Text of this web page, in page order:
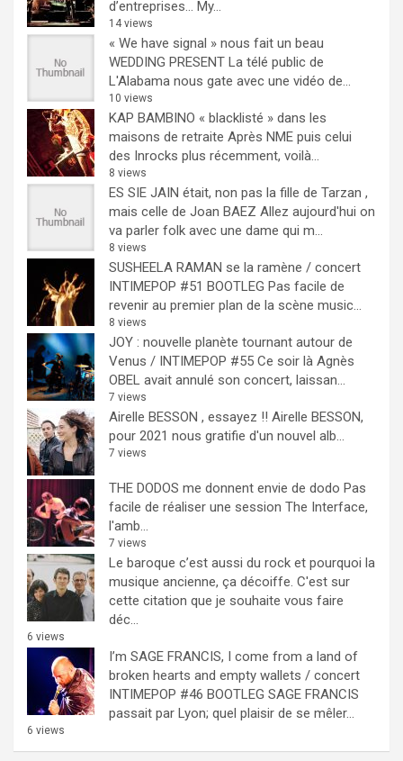
d’entreprises… My...
14 views
« We have signal » nous fait un beau
WEDDING PRESENT La télé public de
L'Alabama nous gate avec une vidéo de...
10 views
KAP BAMBINO « blacklisté » dans les
maisons de retraite Après NME puis celui
des Inrocks plus récemment, voilà...
8 views
ES SIE JAIN était, non pas la fille de Tarzan ,
mais celle de Joan BAEZ Allez aujourd'hui on
va parler folk avec une dame qui m...
8 views
SUSHEELA RAMAN se la ramène / concert
INTIMEPOP #51 BOOTLEG Pas facile de
revenir au premier plan de la scène music...
8 views
JOY : nouvelle planète tournant autour de
Venus / INTIMEPOP #55 Ce soir là Agnès
OBEL avait annulé son concert, laissan...
7 views
Airelle BESSON , essayez !! Airelle BESSON,
pour 2021 nous gratifie d'un nouvel alb...
7 views
THE DODOS me donnent envie de dodo Pas
facile de réaliser une session The Interface,
l'amb...
7 views
Le baroque c’est aussi du rock et pourquoi la
musique ancienne, ça décoiffe. C'est sur
cette citation que je souhaite vous faire
déc...
6 views
I’m SAGE FRANCIS, I come from a land of
broken hearts and empty wallets / concert
INTIMEPOP #46 BOOTLEG SAGE FRANCIS
passait par Lyon; quel plaisir de se mêler...
6 views